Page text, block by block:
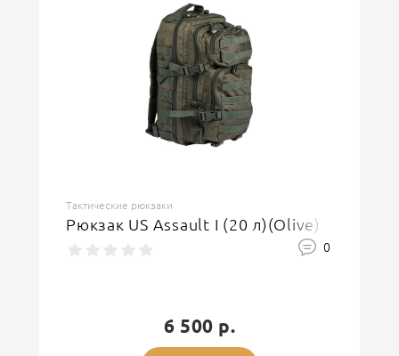
Тактические рюкзаки
Рюкзак US Assault I (20 л)(Olive)
0
6 500 р.